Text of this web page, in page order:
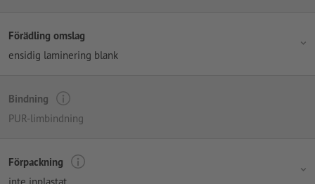
Förädling omslag
ensidig laminering blank
Bindning
PUR-limbindning
Förpackning